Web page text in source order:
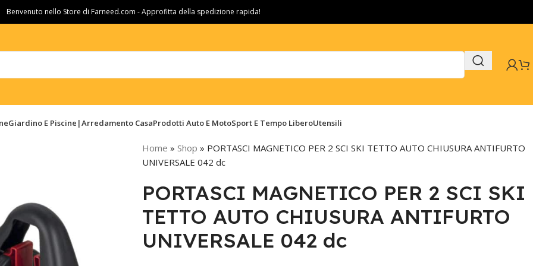
Benvenuto nello Store di Farneed.com - Approfitta della spedizione rapida!
Giardino E Piscine|Arredamento CasaProdotti Auto E MotoSport E Tempo LiberoUtensili
Home » Shop » PORTASCI MAGNETICO PER 2 SCI SKI TETTO AUTO CHIUSURA ANTIFURTO
UNIVERSALE 042 dc
PORTASCI MAGNETICO PER 2 SCI SKI
TETTO AUTO CHIUSURA ANTIFURTO
UNIVERSALE 042 dc